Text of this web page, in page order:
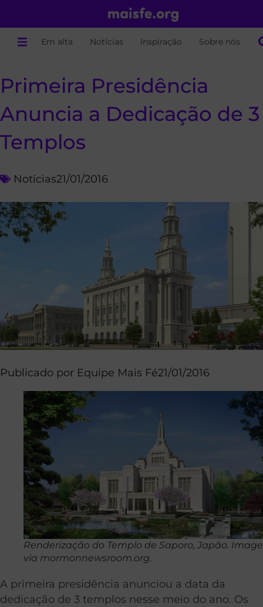
Em alta Notícias Inspiração Sobre nós
Primeira Presidência
Anuncia a Dedicação de 3
Templos
Notícias21/01/2016
Publicado por Equipe Mais Fé21/01/2016
Renderização do Templo de Saporo, Japão.
via mormonnewsroom.org.
A primeira presidência anunciou a data da
dedicação de 3 templos nesse meio do ano. Os